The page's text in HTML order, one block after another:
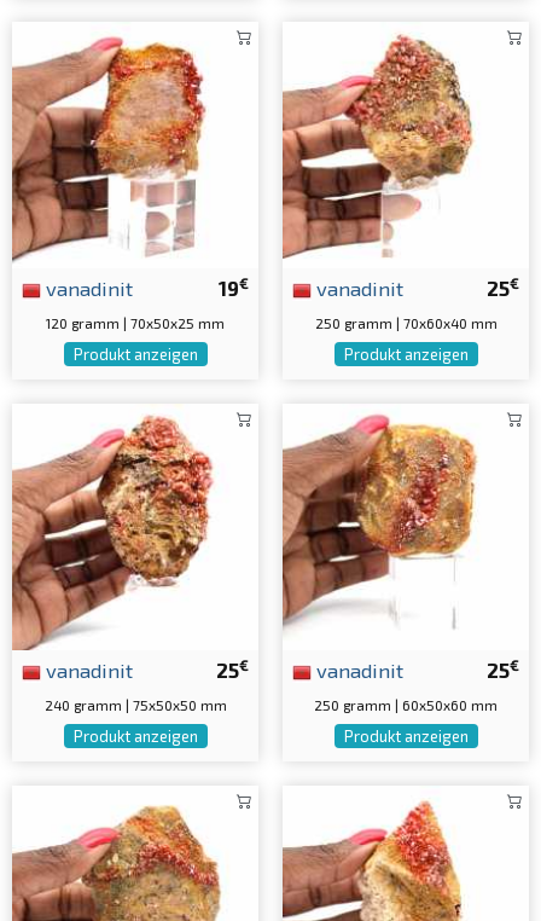
19€
vanadinit
120 gramm | 70x50x25 mm
Produkt anzeigen
25€
vanadinit
250 gramm | 70x60x40 mm
Produkt anzeigen
25€
vanadinit
240 gramm | 75x50x50 mm
Produkt anzeigen
25€
vanadinit
250 gramm | 60x50x60 mm
Produkt anzeigen